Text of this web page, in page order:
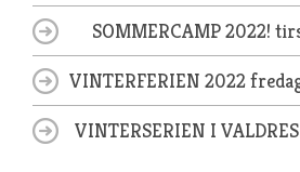
SOMMERCAMP 2022!
VINTERFERIEN 2022
VINTERSERIEN I